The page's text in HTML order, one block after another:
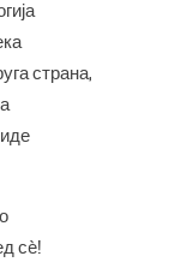
страна,
сè!